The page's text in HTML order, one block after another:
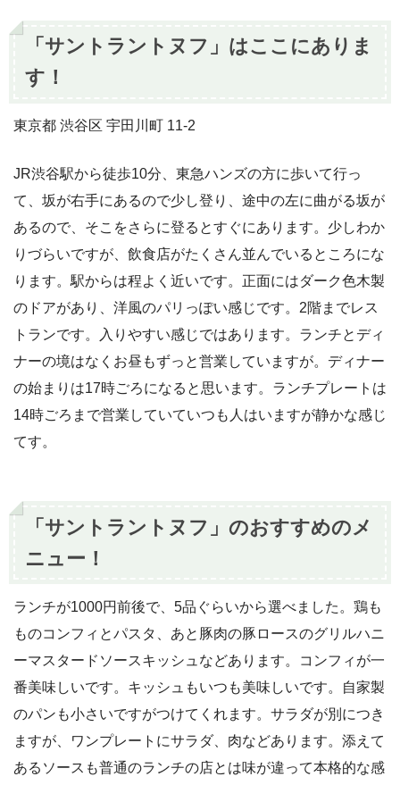
「サントラントヌフ」はここにありま
す！
東京都 渋谷区 宇田川町 11-2
JR渋谷駅から徒歩10分、東急ハンズの方に歩いて行っ
て、坂が右手にあるので少し登り、途中の左に曲がる坂が
あるので、そこをさらに登るとすぐにあります。少しわか
りづらいですが、飲食店がたくさん並んでいるところにな
ります。駅からは程よく近いです。正面にはダーク色木製
のドアがあり、洋風のパリっぽい感じです。2階までレス
トランです。入りやすい感じではあります。ランチとディ
ナーの境はなくお昼もずっと営業していますが。ディナー
の始まりは17時ごろになると思います。ランチプレートは
14時ごろまで営業していていつも人はいますが静かな感じ
てす。
「サントラントヌフ」のおすすめのメ
ニュー！
ランチが1000円前後で、5品ぐらいから選べました。鶏も
ものコンフィとパスタ、あと豚肉の豚ロースのグリルハニ
ーマスタードソースキッシュなどあります。コンフィが一
番美味しいです。キッシュもいつも美味しいです。自家製
のパンも小さいですがつけてくれます。サラダが別につき
ますが、ワンプレートにサラダ、肉などあります。添えて
あるソースも普通のランチの店とは味が違って本格的な感